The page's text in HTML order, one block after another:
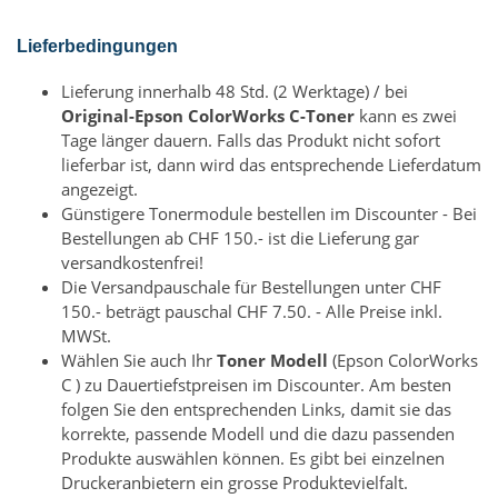
Lieferbedingungen
Lieferung innerhalb 48 Std. (2 Werktage) / bei
Original-Epson ColorWorks C-Toner kann es zwei
Tage länger dauern. Falls das Produkt nicht sofort
lieferbar ist, dann wird das entsprechende Lieferdatum
angezeigt.
Günstigere Tonermodule bestellen im Discounter - Bei
Bestellungen ab CHF 150.- ist die Lieferung gar
versandkostenfrei!
Die Versandpauschale für Bestellungen unter CHF
150.- beträgt pauschal CHF 7.50. - Alle Preise inkl.
MWSt.
Wählen Sie auch Ihr Toner Modell (Epson ColorWorks
C ) zu Dauertiefstpreisen im Discounter. Am besten
folgen Sie den entsprechenden Links, damit sie das
korrekte, passende Modell und die dazu passenden
Produkte auswählen können. Es gibt bei einzelnen
Druckeranbietern ein grosse Produktevielfalt.